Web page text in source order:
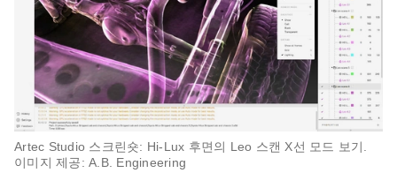
Artec Studio 스크린숏: Hi-Lux 후면의 Leo 스캔 X선 모드 보기.
이미지 제공: A.B. Engineering